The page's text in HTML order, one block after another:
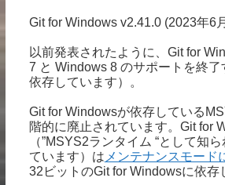
Git for Windows v2.41.0 (2023年6
以前発表されたように、Git for
7 と Windows 8 のサポートを終
依存しています）。
Git for Windowsが依存している
階的に廃止されています。Git for
（”MSYS2ランタイム “として知
ています）はメンテナンスモード
32ビットのGit for Windowsに依存